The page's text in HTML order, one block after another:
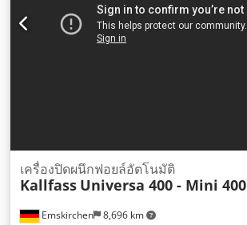
Emskirchen 8,696 km
เครื่องปิดผนึกฟอยล์อัตโนมัติ
Kallfass Universa 400 - Mini 400